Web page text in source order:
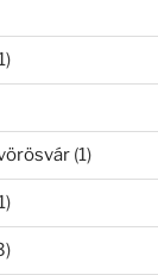
(1)